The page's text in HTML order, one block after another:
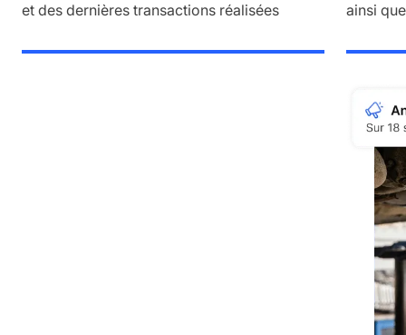
et des dernières transactions réalisées
ainsi